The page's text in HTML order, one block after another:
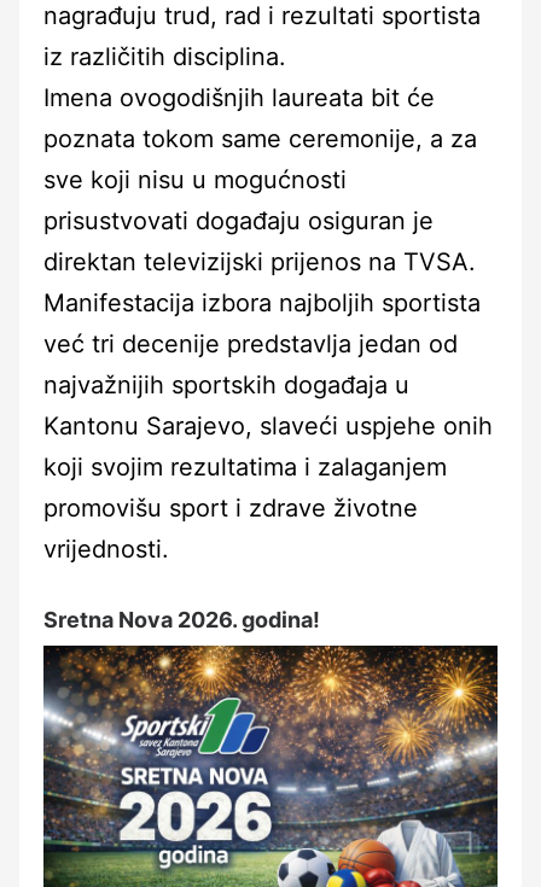
nagrađuju trud, rad i rezultati sportista
iz različitih disciplina.
Imena ovogodišnjih laureata bit će
poznata tokom same ceremonije, a za
sve koji nisu u mogućnosti
prisustvovati događaju osiguran je
direktan televizijski prijenos na TVSA.
Manifestacija izbora najboljih sportista
već tri decenije predstavlja jedan od
najvažnijih sportskih događaja u
Kantonu Sarajevo, slaveći uspjehe onih
koji svojim rezultatima i zalaganjem
promovišu sport i zdrave životne
vrijednosti.
Sretna Nova 2026. godina!